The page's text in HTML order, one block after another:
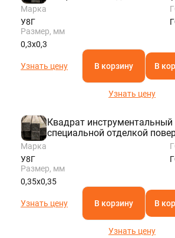
Марка
У8Г
Размер, мм
0,3х0,3
Узнать цену В корзину В
Узнать цену
Квадрат инструментальный
специальной отделкой
Марка
У8Г
Размер, мм
0,35х0,35
Узнать цену В корзину В
Узнать цену